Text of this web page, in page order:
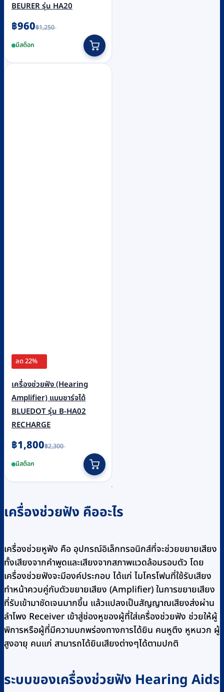
BEURER รุ่น HA20
฿1,250
Original
price
was:
฿1,250.
฿960
Current
price
is:
฿960.
มีสต็อก
ลด 22%
เครื่องช่วยฟัง (Hearing
Amplifier) แบบชาร์จได้
BLUEDOT รุ่น B-HA02
RECHARGE
฿2,300
Original
price
was:
฿2,300.
฿1,800
Current
price
is:
฿1,800.
มีสต็อก
เครื่องช่วยฟัง คืออะไร
เครื่องช่วยหูฟัง คือ อุปกรณ์อิเล็กทรอนิกส์ที่จะช่วยขยายเสียง
ทั้งเสียงจากคำพูดและเสียงจากสภาพแวดล้อมรอบตัว โดย
เครื่องช่วยฟังจะมีองค์ประกอบ ได้แก่ ไมโครโฟนที่ใช้รับเสียง
ทำหน้าควบคู่กับตัวขยายเสียง (Amplifier) ในการขยายเสียง
ที่รับเข้ามาชัดเจนมากขึ้น แล้วแปลงเป็นสัญญาณเสียงส่งผ่าน
ลำโพง Receiver เข้าสู่ช่องหูของผู้ที่ใส่เครื่องช่วยฟัง ช่วยให้ผู้
พิการหรือผู้ที่มีความบกพร่องทางการได้ยิน คนหูตึง หูหนวก ผู้
สูงอายุ คนแก่ สามารถได้ยินเสียงต่างๆได้ตามปกติ
ระบบของเครื่องช่วยฟัง Hearing Aids